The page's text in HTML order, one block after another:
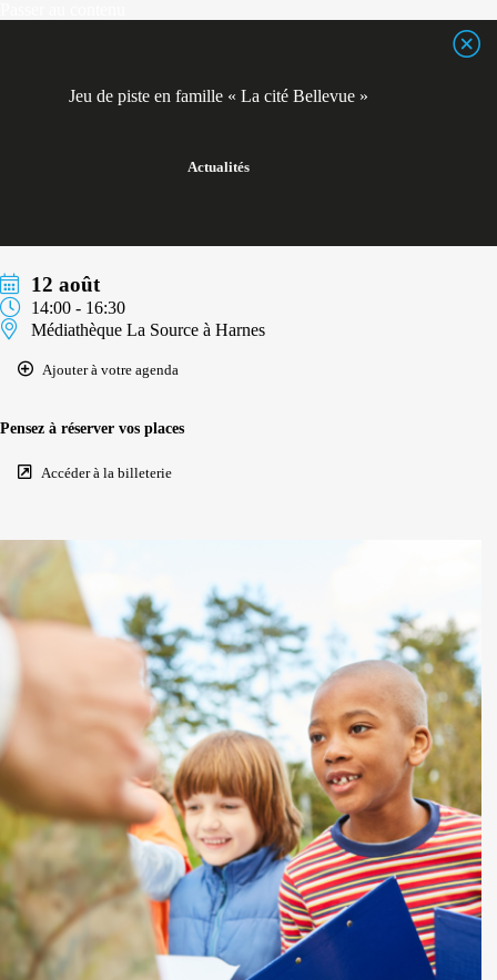
Jeu de piste en famille « La cité Bellevue »
Actualités
12 août
14:00 - 16:30
Médiathèque La Source à Harnes
Ajouter à votre agenda
Pensez à réserver vos places
Accéder à la billeterie